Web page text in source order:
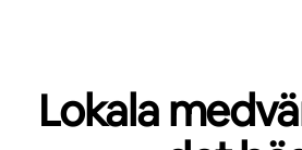
Lokala